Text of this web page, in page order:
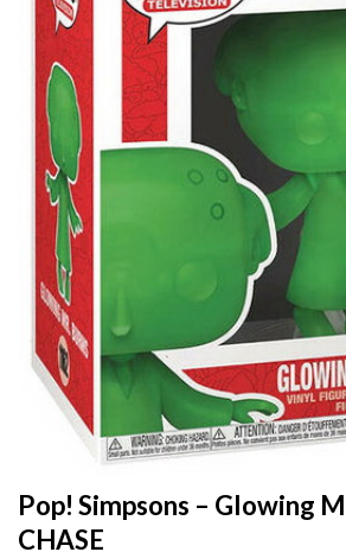
Pop! Simpsons – Glowing
CHASE